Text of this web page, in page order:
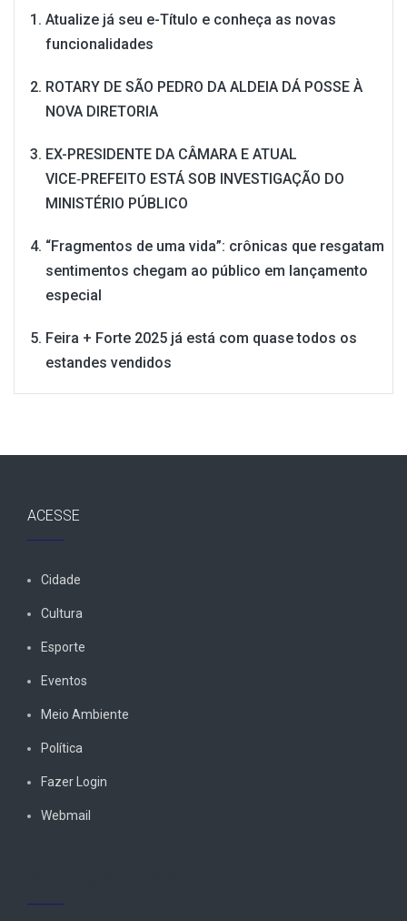
Atualize já seu e-Título e conheça as novas
funcionalidades
ROTARY DE SÃO PEDRO DA ALDEIA DÁ POSSE À
NOVA DIRETORIA
EX-PRESIDENTE DA CÂMARA E ATUAL
VICE‑PREFEITO ESTÁ SOB INVESTIGAÇÃO DO
MINISTÉRIO PÚBLICO
“Fragmentos de uma vida”: crônicas que resgatam
sentimentos chegam ao público em lançamento
especial
Feira + Forte 2025 já está com quase todos os
estandes vendidos
ACESSE
Cidade
Cultura
Esporte
Eventos
Meio Ambiente
Política
Fazer Login
Webmail